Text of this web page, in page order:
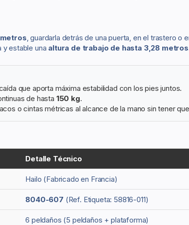
, guardarla detrás de una puerta, en el trastero o
estable una altura de trabajo de hasta 3,28 metros
que aporta máxima estabilidad con los pies juntos.
de hasta 150 kg.
o cintas métricas al alcance de la mano sin tener
Detalle Técnico
Hailo (Fabricado en Francia)
8040-607 (Ref. Etiqueta: 58816-011)
6 peldaños (5 peldaños + plataforma)